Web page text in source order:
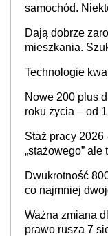
samochód.
Dają dobrze
mieszkania.
Technologie
Nowe 200 plus
roku życia – od
Staż pracy
„stażowego”
zaświadczenie
Dwukrotność
co najmniej
podatków?
Ważna zmiana
prawo rusza 7